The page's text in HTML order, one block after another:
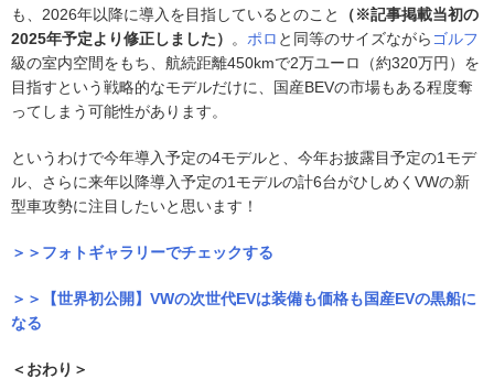
も、2026年以降に導入を目指しているとのこと
（※記事掲載当初の
2025年予定より修正しました）
。 ポロ と同等のサイズながら ゴルフ
級の室内空間をもち、航続距離450kmで2万ユーロ（約320万円）を
目指すという戦略的なモデルだけに、国産BEVの市場もある程度奪
ってしまう可能性があります。
というわけで今年導入予定の4モデルと、今年お披露目予定の1モデ
ル、さらに来年以降導入予定の1モデルの計6台がひしめくVWの新
型車攻勢に注目したいと思います！
＞＞フォトギャラリーでチェックする
＞＞【世界初公開】VWの次世代EVは装備も価格も国産EVの黒船に
なる
＜おわり＞